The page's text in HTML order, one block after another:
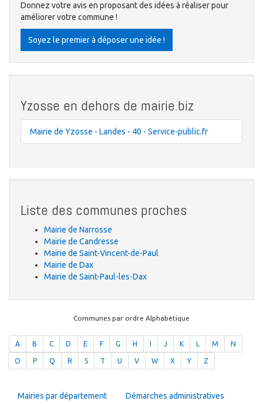
Donnez votre avis en proposant des idées à réaliser pour
améliorer votre commune !
Soyez le premier à déposer une idée !
Yzosse en dehors de mairie.biz
Mairie de Yzosse - Landes - 40 - Service-public.fr
Liste des communes proches
Mairie de Narrosse
Mairie de Candresse
Mairie de Saint-Vincent-de-Paul
Mairie de Dax
Mairie de Saint-Paul-les-Dax
Communes par ordre Alphabétique
A B C D E F G H J K L M N
O P Q R S T U V W X Y Z
Mairies par département Démarches administratives